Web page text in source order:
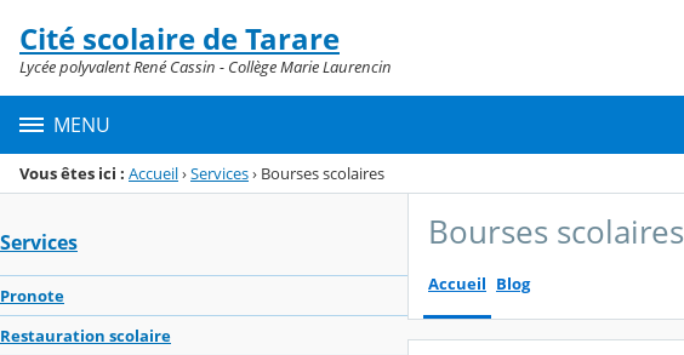
Menu de la rubrique
Contenu
Cité scolaire de Tarare
Lycée polyvalent René Cassin - Collège Marie Laurencin
MENU
Vous êtes ici : Accueil›Services› Bourses scolaires
Services
Pronote
Restauration scolaire
Bourses scolaires
Accueil Blog